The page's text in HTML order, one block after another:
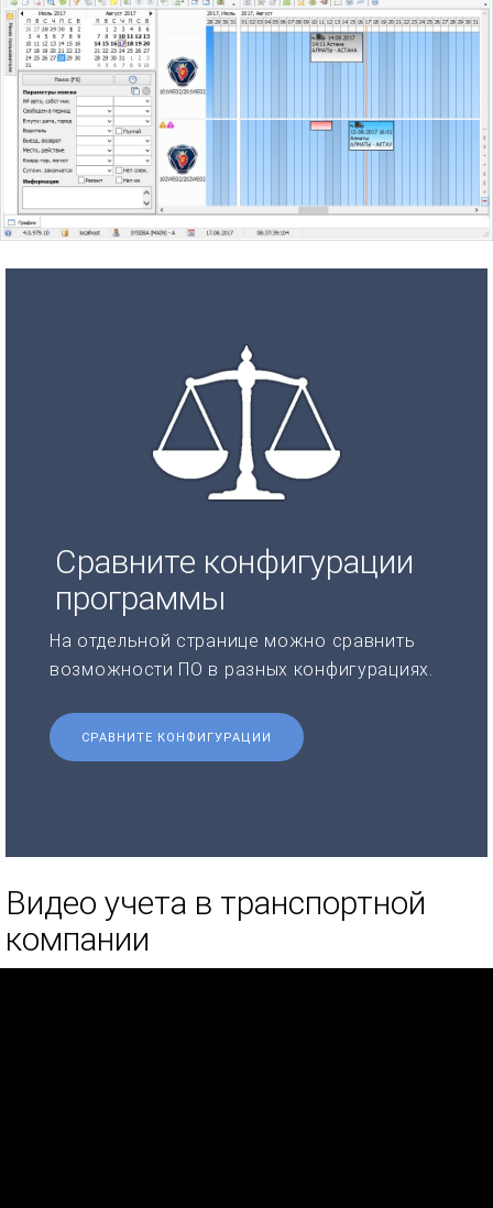
Сравните конфигурации
программы
На отдельной странице можно сравнить
возможности ПО в разных конфигурациях.
СРАВНИТЕ КОНФИГУРАЦИИ
Видео учета в транспортной
компании